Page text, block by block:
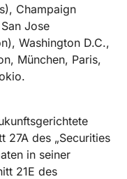
Champaign
Jose
Washington D.C.,
München, Paris,
27A des „Securities
in seiner
21E des